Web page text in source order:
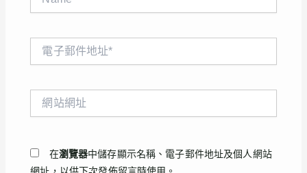
在瀏覽器中儲存顯示名稱、電子郵件地址及個人網站